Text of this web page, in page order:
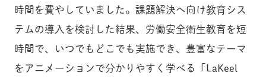
時間を費やしていました。課題解決へ向け教育シス
テムの導入を検討した結果、労働安全衛生教育を短
時間で、いつでもどこでも実施でき、豊富なテーマ
をアニメーションで分かりやすく学べる「LaKeel